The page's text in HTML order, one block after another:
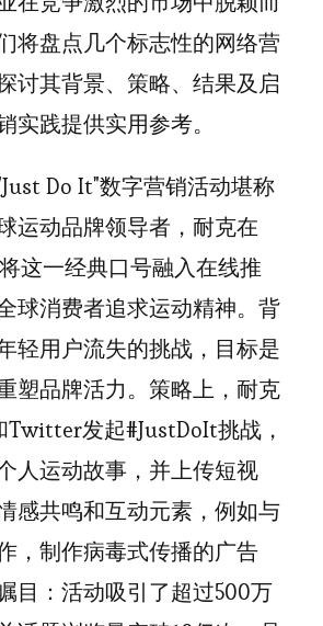
将盘点几个标志性的网络营
讨其背景、策略、结果及启
实践提供实用参考。
Do It"数字营销活动堪称
运动品牌领导者，耐克在
这一经典口号融入在线推
球消费者追求运动精神。背
轻用户流失的挑战，目标是
塑品牌活力。策略上，耐克
发起#JustDoIt挑战，
人运动故事，并上传短视
感共鸣和互动元素，例如与
，制作病毒式传播的广告
目：活动吸引了超过500万